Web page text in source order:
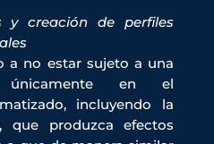
y creación de perfiles
a no estar sujeto a una
únicamente en el
incluyendo la
que produzca efectos